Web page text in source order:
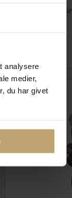
analysere
medier,
du har givet
Studio Z